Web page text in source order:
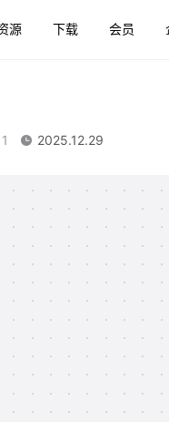
源 下载 会员
1 2025.12.29